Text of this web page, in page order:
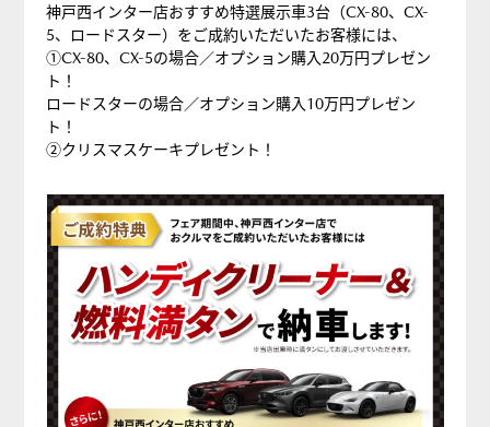
神戸西インター店おすすめ特選展示車3台（CX-80、CX-
5、ロードスター）をご成約いただいたお客様には、
①CX-80、CX-5の場合／オプション購入20万円プレゼン
ト！
ロードスターの場合／オプション購入10万円プレゼン
ト！
②クリスマスケーキプレゼント！